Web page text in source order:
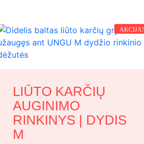
AKCIJA!
LIŪTO KARČIŲ
AUGINIMO
RINKINYS | DYDIS
M